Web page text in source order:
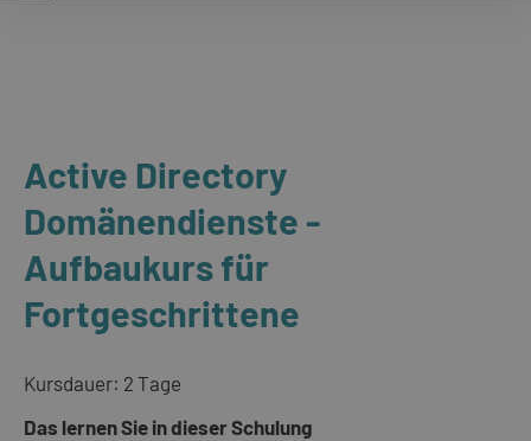
Active Directory
Domänendienste -
Aufbaukurs für
Fortgeschrittene
Kursdauer: 2 Tage
Das lernen Sie in dieser Schulung